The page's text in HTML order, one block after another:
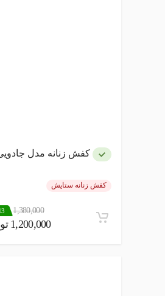
کفش زنانه مدل
کفش زنانه ستایش
1,380,000
1,200,000 تومان